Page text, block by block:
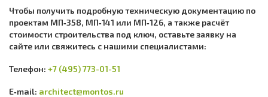
Чтобы получить подробную техническую документацию по
проектам МП‑358, МП‑141 или МП‑126, а также расчёт
стоимости строительства под ключ, оставьте заявку на
сайте или свяжитесь с нашими специалистами:
Телефон: +7 (495) 773-01-51
E‑mail: architect@montos.ru